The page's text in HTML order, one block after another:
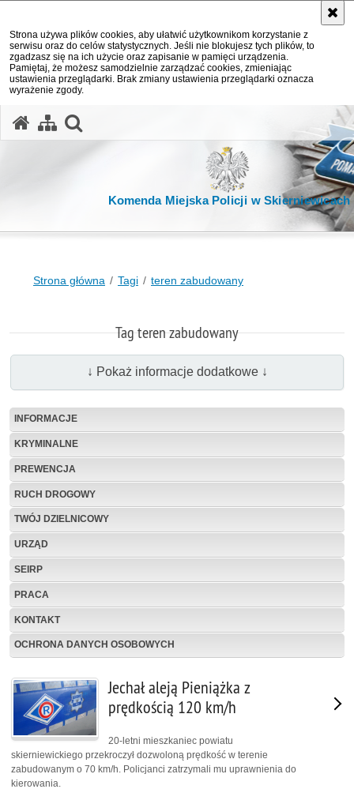
Strona używa plików cookies, aby ułatwić użytkownikom korzystanie z
serwisu oraz do celów statystycznych. Jeśli nie blokujesz tych plików, to
zgadzasz się na ich użycie oraz zapisanie w pamięci urządzenia.
Pamiętaj, że możesz samodzielnie zarządzać cookies, zmieniając
ustawienia przeglądarki. Brak zmiany ustawienia przeglądarki oznacza
wyrażenie zgody.
Komenda Miejska Policji w Skierniewicach
Strona główna Tagi teren zabudowany
Tag teren zabudowany
↓ Pokaż informacje dodatkowe ↓
INFORMACJE
KRYMINALNE
PREWENCJA
RUCH DROGOWY
TWÓJ DZIELNICOWY
URZĄD
SEIRP
PRACA
KONTAKT
OCHRONA DANYCH OSOBOWYCH
Jechał aleją Pieniążka z
prędkością 120 km/h
20-letni mieszkaniec powiatu
skierniewickiego przekroczył dozwoloną prędkość w terenie
zabudowanym o 70 km/h. Policjanci zatrzymali mu uprawnienia do
kierowania.